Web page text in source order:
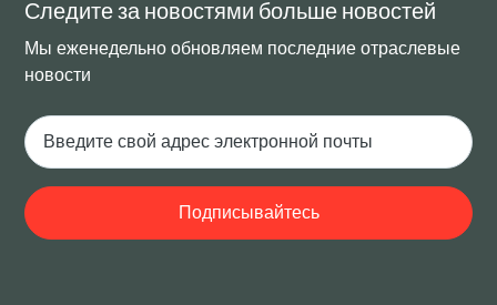
Следите за новостями больше новостей
Мы еженедельно обновляем последние отраслевые
новости